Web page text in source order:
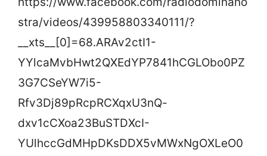
stra/videos/439958803340111/?
__xts__[0]=68.ARAv2ctI1-
YYlcaMvbHwt2QXEdYP7841hCGLObo0PZ
3G7CSeYW7i5-
Rfv3Dj89pRcpRCXqxU3nQ-
dxv1cCXoa23BuSTDXcI-
YUlhccGdMHpDKsDDX5vMWxNgOXLeO0